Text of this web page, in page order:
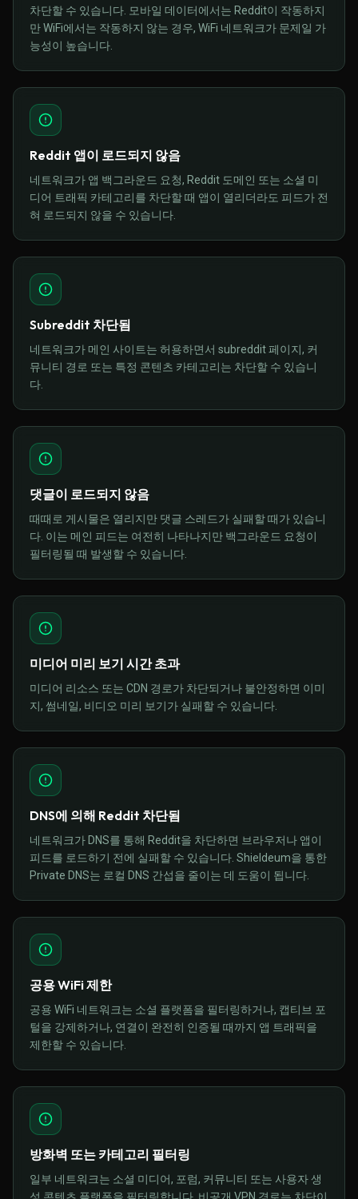
차단할 수 있습니다. 모바일 데이터에서는 Reddit이 작동하지
만 WiFi에서는 작동하지 않는 경우, WiFi 네트워크가 문제일 가
능성이 높습니다.
Reddit 앱이 로드되지 않음
네트워크가 앱 백그라운드 요청, Reddit 도메인 또는 소셜 미
디어 트래픽 카테고리를 차단할 때 앱이 열리더라도 피드가 전
혀 로드되지 않을 수 있습니다.
Subreddit 차단됨
네트워크가 메인 사이트는 허용하면서 subreddit 페이지, 커
뮤니티 경로 또는 특정 콘텐츠 카테고리는 차단할 수 있습니
다.
댓글이 로드되지 않음
때때로 게시물은 열리지만 댓글 스레드가 실패할 때가 있습니
다. 이는 메인 피드는 여전히 나타나지만 백그라운드 요청이
필터링될 때 발생할 수 있습니다.
미디어 미리 보기 시간 초과
미디어 리소스 또는 CDN 경로가 차단되거나 불안정하면 이미
지, 썸네일, 비디오 미리 보기가 실패할 수 있습니다.
DNS에 의해 Reddit 차단됨
네트워크가 DNS를 통해 Reddit을 차단하면 브라우저나 앱이
피드를 로드하기 전에 실패할 수 있습니다. Shieldeum을 통한
Private DNS는 로컬 DNS 간섭을 줄이는 데 도움이 됩니다.
공용 WiFi 제한
공용 WiFi 네트워크는 소셜 플랫폼을 필터링하거나, 캡티브 포
털을 강제하거나, 연결이 완전히 인증될 때까지 앱 트래픽을
제한할 수 있습니다.
방화벽 또는 카테고리 필터링
일부 네트워크는 소셜 미디어, 포럼, 커뮤니티 또는 사용자 생
성 콘텐츠 플랫폼을 필터링합니다. 비공개 VPN 경로는 차단이